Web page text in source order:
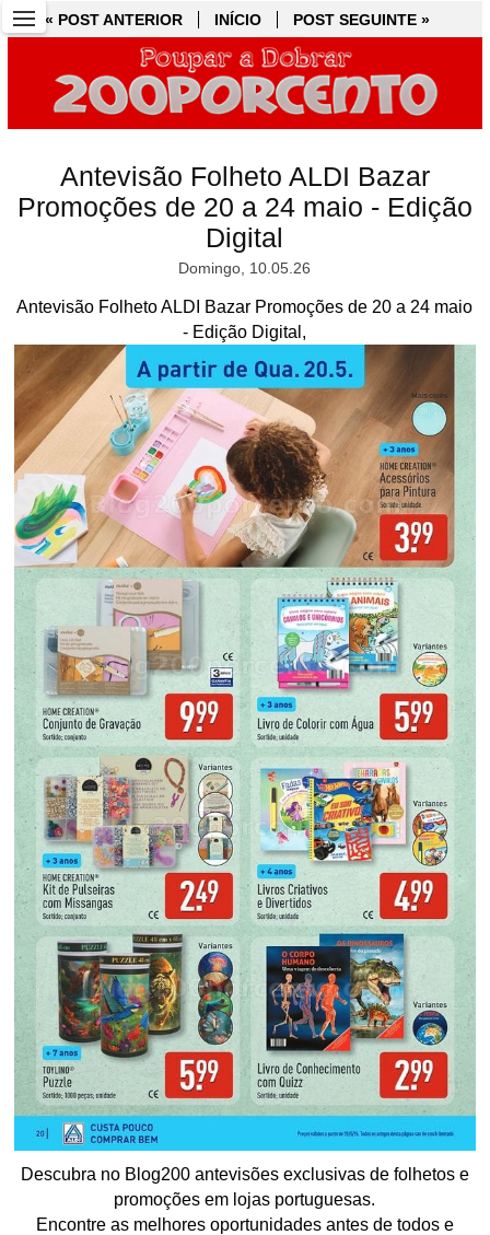
« POST ANTERIOR INÍCIO POST SEGUINTE »
Antevisão Folheto ALDI Bazar
Promoções de 20 a 24 maio - Edição
Digital
Domingo, 10.05.26
Antevisão Folheto ALDI Bazar Promoções de 20 a 24 maio
- Edição Digital,
Descubra no Blog200 antevisões exclusivas de folhetos e
promoções em lojas portuguesas.
Encontre as melhores oportunidades antes de todos e
« POST ANTERIOR INÍCIO POST SEGUINTE »